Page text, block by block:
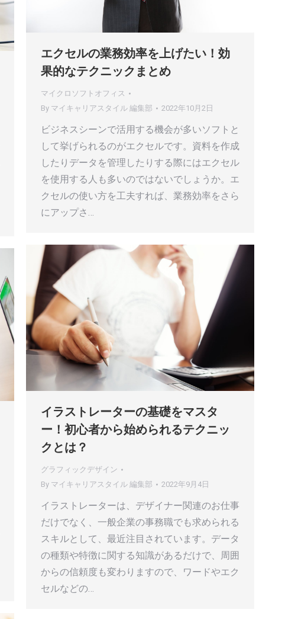
エクセルの業務効率を上げたい！効
果的なテクニックまとめ
マイクロソフトオフィス
By マイキャリアスタイル 編集部 2022年10月2日
ビジネスシーンで活用する機会が多いソフトと
して挙げられるのがエクセルです。資料を作成
したりデータを管理したりする際にはエクセル
を使用する人も多いのではないでしょうか。エ
クセルの使い方を工夫すれば、業務効率をさら
にアップさ…
イラストレーターの基礎をマスタ
ー！初心者から始められるテクニッ
クとは？
グラフィックデザイン
By マイキャリアスタイル 編集部 2022年9月4日
イラストレーターは、デザイナー関連のお仕事
だけでなく、一般企業の事務職でも求められる
スキルとして、最近注目されています。データ
の種類や特徴に関する知識があるだけで、周囲
からの信頼度も変わりますので、ワードやエク
セルなどの…